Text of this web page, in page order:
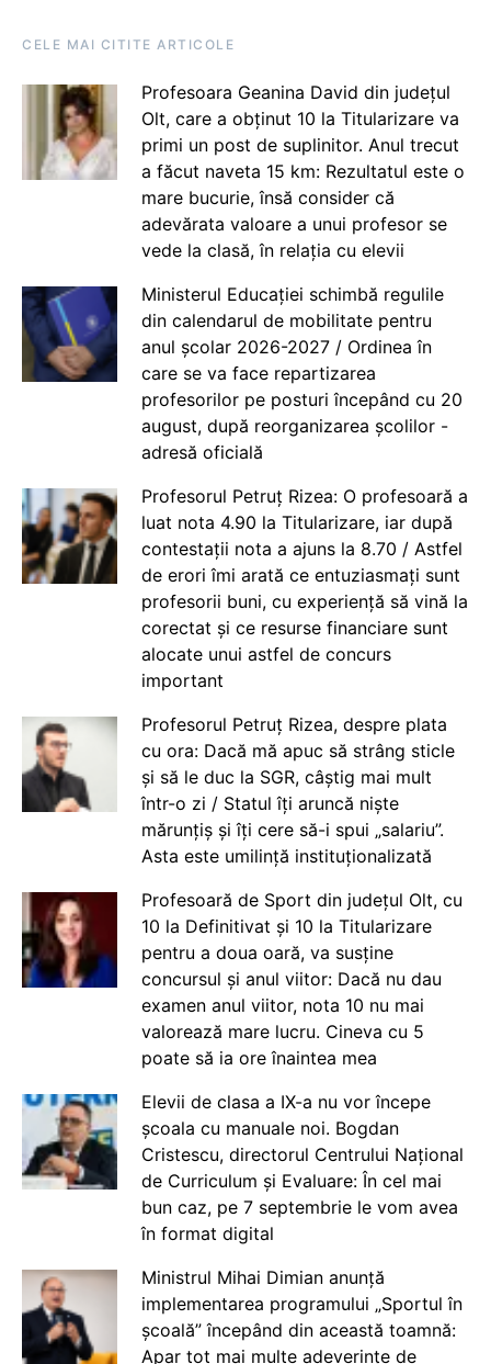
CELE MAI CITITE ARTICOLE
Profesoara Geanina David din județul
Olt, care a obținut 10 la Titularizare va
primi un post de suplinitor. Anul trecut
a făcut naveta 15 km: Rezultatul este o
mare bucurie, însă consider că
adevărata valoare a unui profesor se
vede la clasă, în relația cu elevii
Ministerul Educației schimbă regulile
din calendarul de mobilitate pentru
anul școlar 2026-2027 / Ordinea în
care se va face repartizarea
profesorilor pe posturi începând cu 20
august, după reorganizarea școlilor -
adresă oficială
Profesorul Petruț Rizea: O profesoară a
luat nota 4.90 la Titularizare, iar după
contestații nota a ajuns la 8.70 / Astfel
de erori îmi arată ce entuziasmați sunt
profesorii buni, cu experiență să vină la
corectat și ce resurse financiare sunt
alocate unui astfel de concurs
important
Profesorul Petruț Rizea, despre plata
cu ora: Dacă mă apuc să strâng sticle
și să le duc la SGR, câștig mai mult
într-o zi / Statul îți aruncă niște
mărunțiș și îți cere să-i spui „salariu”.
Asta este umilință instituționalizată
Profesoară de Sport din județul Olt, cu
10 la Definitivat și 10 la Titularizare
pentru a doua oară, va susține
concursul și anul viitor: Dacă nu dau
examen anul viitor, nota 10 nu mai
valorează mare lucru. Cineva cu 5
poate să ia ore înaintea mea
Elevii de clasa a IX-a nu vor începe
școala cu manuale noi. Bogdan
Cristescu, directorul Centrului Național
de Curriculum și Evaluare: În cel mai
bun caz, pe 7 septembrie le vom avea
în format digital
Ministrul Mihai Dimian anunță
implementarea programului „Sportul în
școală” începând din această toamnă:
Apar tot mai multe adeverințe de